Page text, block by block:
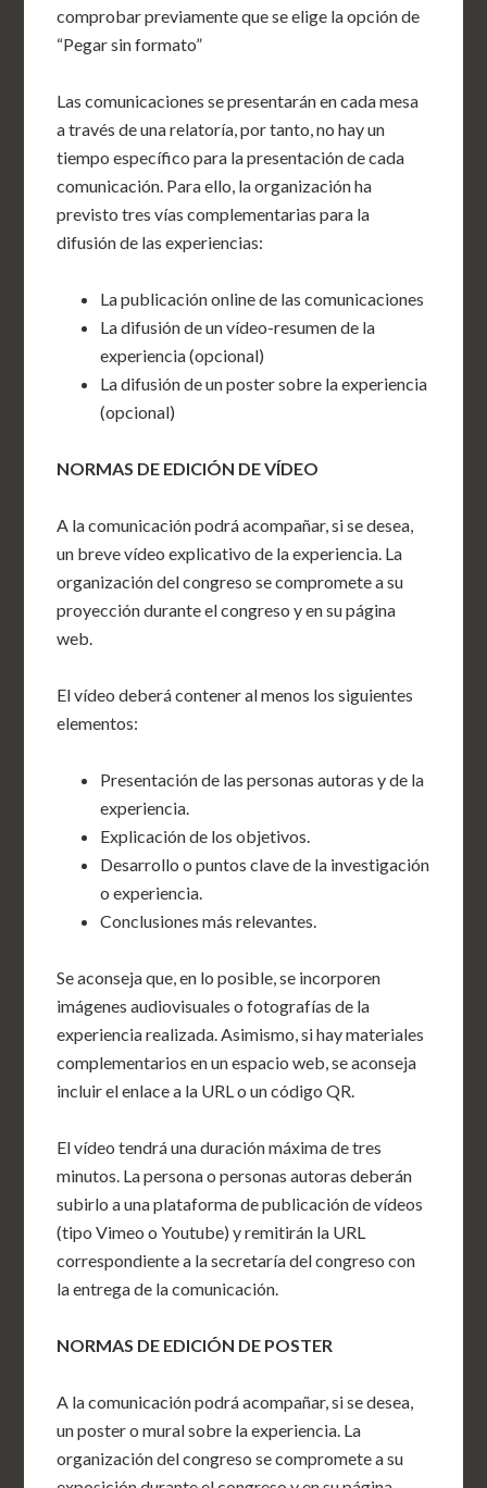
comprobar previamente que se elige la opción de
“Pegar sin formato”
Las comunicaciones se presentarán en cada mesa
a través de una relatoría, por tanto, no hay un
tiempo específico para la presentación de cada
comunicación. Para ello, la organización ha
previsto tres vías complementarias para la
difusión de las experiencias:
La publicación online de las comunicaciones
La difusión de un vídeo-resumen de la
experiencia (opcional)
La difusión de un poster sobre la experiencia
(opcional)
NORMAS DE EDICIÓN DE VÍDEO
A la comunicación podrá acompañar, si se desea,
un breve vídeo explicativo de la experiencia. La
organización del congreso se compromete a su
proyección durante el congreso y en su página
web.
El vídeo deberá contener al menos los siguientes
elementos:
Presentación de las personas autoras y de la
experiencia.
Explicación de los objetivos.
Desarrollo o puntos clave de la investigación
o experiencia.
Conclusiones más relevantes.
Se aconseja que, en lo posible, se incorporen
imágenes audiovisuales o fotografías de la
experiencia realizada. Asimismo, si hay materiales
complementarios en un espacio web, se aconseja
incluir el enlace a la URL o un código QR.
El vídeo tendrá una duración máxima de tres
minutos. La persona o personas autoras deberán
subirlo a una plataforma de publicación de vídeos
(tipo Vimeo o Youtube) y remitirán la URL
correspondiente a la secretaría del congreso con
la entrega de la comunicación.
NORMAS DE EDICIÓN DE POSTER
A la comunicación podrá acompañar, si se desea,
un poster o mural sobre la experiencia. La
organización del congreso se compromete a su